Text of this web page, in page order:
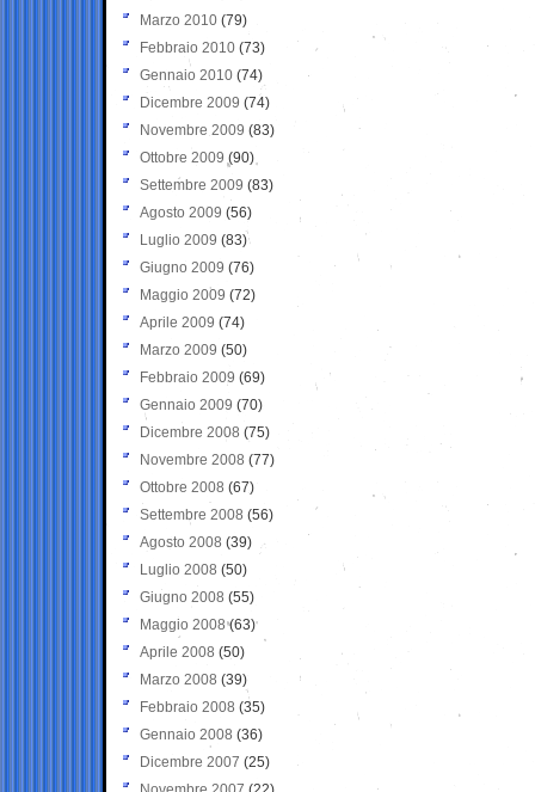
Marzo 2010 (79)
Febbraio 2010 (73)
Gennaio 2010 (74)
Dicembre 2009 (74)
Novembre 2009 (83)
Ottobre 2009 (90)
Settembre 2009 (83)
Agosto 2009 (56)
Luglio 2009 (83)
Giugno 2009 (76)
Maggio 2009 (72)
Aprile 2009 (74)
Marzo 2009 (50)
Febbraio 2009 (69)
Gennaio 2009 (70)
Dicembre 2008 (75)
Novembre 2008 (77)
Ottobre 2008 (67)
Settembre 2008 (56)
Agosto 2008 (39)
Luglio 2008 (50)
Giugno 2008 (55)
Maggio 2008(63)
Aprile 2008 (50)
Marzo 2008 (39)
Febbraio 2008 (35)
Gennaio 2008 (36)
Dicembre 2007 (25)